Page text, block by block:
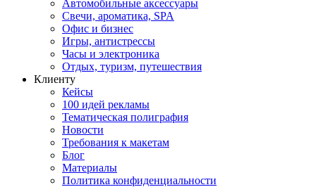
Автомобильные аксессуары
Свечи, ароматика, SPA
Офис и бизнес
Игры, антистрессы
Часы и электроника
Отдых, туризм, путешествия
Клиенту
Кейсы
100 идей рекламы
Тематическая полиграфия
Новости
Требования к макетам
Блог
Материалы
Политика конфиденциальности